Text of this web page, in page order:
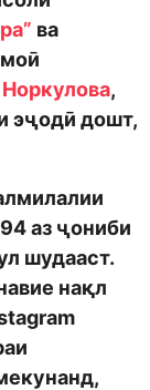
ва
Норкулова,
эҷодӣ дошт,
аз ҷониби
шудааст.
нақл